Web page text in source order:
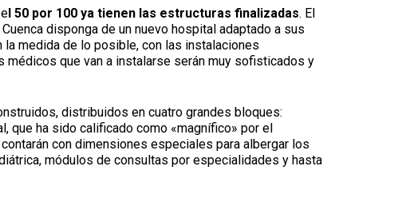
l 50 por 100 ya tienen las estructuras finalizadas. El
disponga de un nuevo hospital adaptado a sus
medida de lo posible, con las instalaciones
que van a instalarse serán muy sofisticados y
distribuidos en cuatro grandes bloques:
que ha sido calificado como «magnífico» por el
con dimensiones especiales para albergar los
módulos de consultas por especialidades y hasta